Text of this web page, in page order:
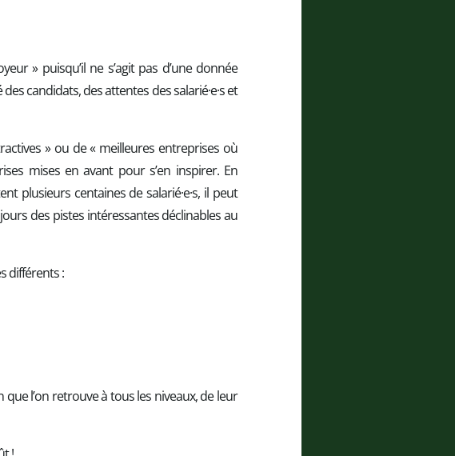
» puisqu’il ne s’agit pas d’une donnée
candidats, des attentes des salarié·e·s et
» ou de « meilleures entreprises où
mises en avant pour s’en inspirer. En
plusieurs centaines de salarié·e·s, il peut
des pistes intéressantes déclinables au
différents :
l’on retrouve à tous les niveaux, de leur